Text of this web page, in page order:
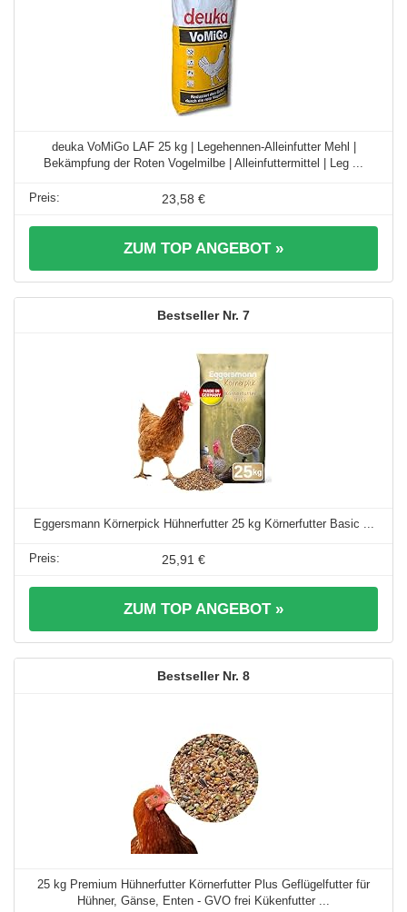
deuka VoMiGo LAF 25 kg | Legehennen-Alleinfutter Mehl |
Bekämpfung der Roten Vogelmilbe | Alleinfuttermittel | Leg ...
23,58 €
ZUM TOP ANGEBOT »
7
Eggersmann Körnerpick Hühnerfutter 25 kg Körnerfutter Basic ...
25,91 €
ZUM TOP ANGEBOT »
8
25 kg Premium Hühnerfutter Körnerfutter Plus Geflügelfutter für
Hühner, Gänse, Enten - GVO frei Kükenfutter ...